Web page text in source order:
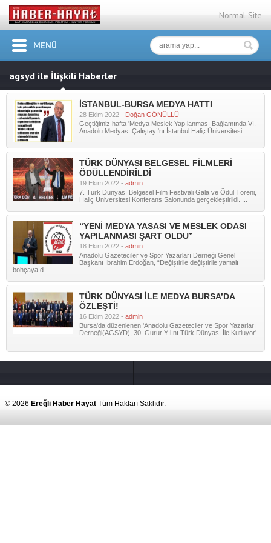
Normal Site
MENÜ
agsyd ile İlişkili Haberler
İSTANBUL-BURSA MEDYA HATTI
28 Ekim 2022 - Doğan GÖNÜLLÜ
Geçtiğimiz hafta 'Medya Meslek Yapılanması Bağlamında VI.
Anadolu Medyası Çalıştayı'nı İstanbul Haliç Üniversitesi ...
TÜRK DÜNYASI BELGESEL FİLMLERİ
ÖDÜLLENDİRİLDİ
19 Ekim 2022 - admin
7. Türk Dünyası Belgesel Film Festivali Gala ve Ödül Töreni,
Haliç Üniversitesi Konferans Salonunda gerçekleştirildi. ...
“YENİ MEDYA YASASI VE MESLEK ODASI
YAPILANMASI ŞART OLDU”
18 Ekim 2022 - admin
Anadolu Gazeteciler ve Spor Yazarları Derneği Genel
Başkanı İbrahim Erdoğan, “Değiştirile değiştirile yamalı
bohçaya d ...
TÜRK DÜNYASI İLE MEDYA BURSA’DA
ÖZLEŞTİ!
16 Ekim 2022 - admin
Bursa'da düzenlenen 'Anadolu Gazeteciler ve Spor Yazarları
Derneği(AGSYD), 30. Gurur Yılını Türk Dünyası İle Kutluyor'
© 2026 Ereğli Haber Hayat Tüm Hakları Saklıdır.